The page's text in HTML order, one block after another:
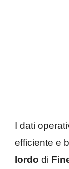
I dati
efficiente e
lordo di